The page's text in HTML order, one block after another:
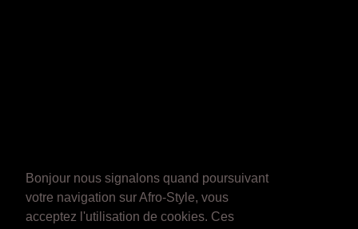
Bonjour nous signalons quand poursuivant
votre navigation sur Afro-Style, vous
acceptez l'utilisation de cookies. Ces